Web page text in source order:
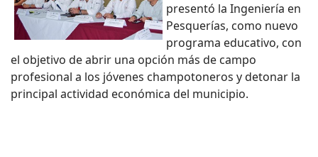
presentó la Ingeniería en
Pesquerías, como nuevo
programa educativo, con
el objetivo de abrir una opción más de campo
profesional a los jóvenes champotoneros y detonar la
principal actividad económica del municipio.